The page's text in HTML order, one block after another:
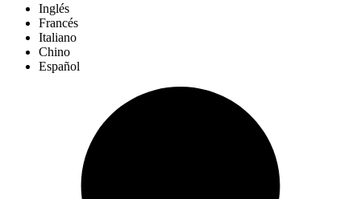
Inglés
Francés
Italiano
Chino
Español